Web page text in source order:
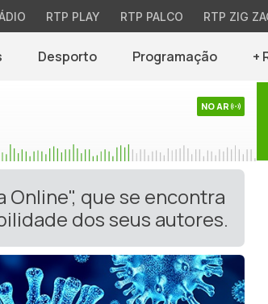
RTP PLAY RTP PALCO RTP ZIG
Desporto Programação +
NO AR
que se encontra
dos seus autores.